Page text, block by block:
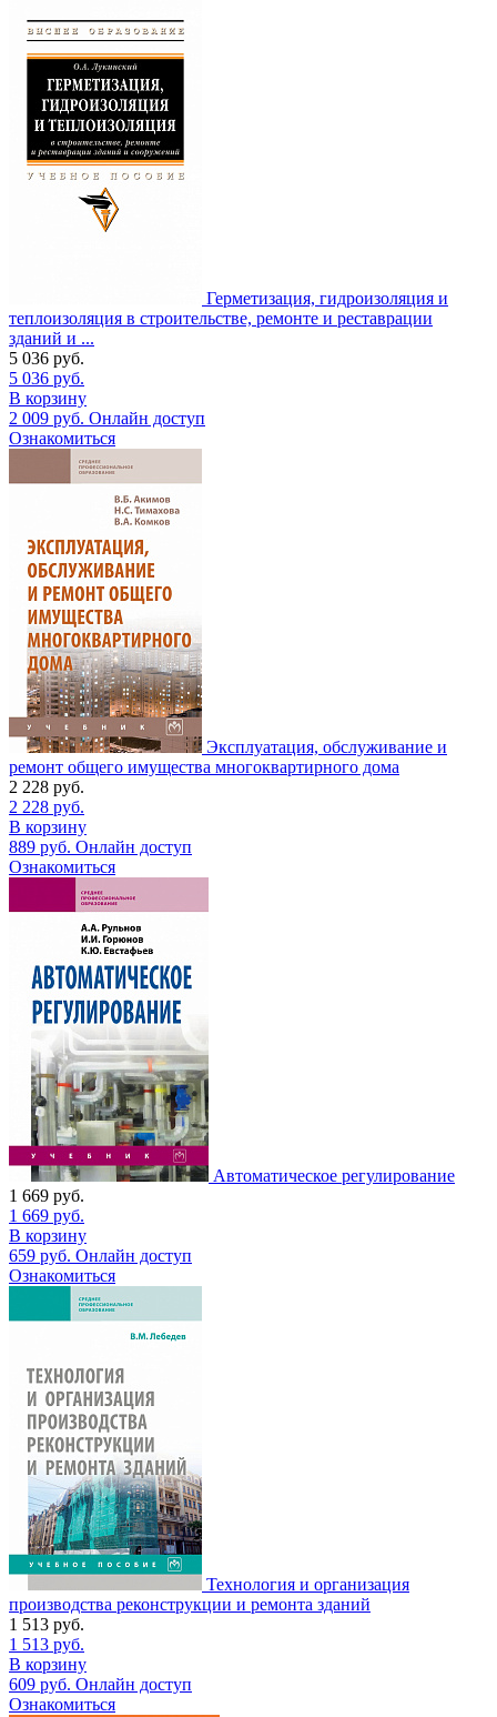
Герметизация, гидроизоляция и
теплоизоляция в строительстве, ремонте и реставрации
зданий и ...
5 036 руб.
5 036 руб.
В корзину
2 009 руб. Онлайн доступ
Ознакомиться
Эксплуатация, обслуживание и
ремонт общего имущества многоквартирного дома
2 228 руб.
2 228 руб.
В корзину
889 руб. Онлайн доступ
Ознакомиться
Автоматическое регулирование
1 669 руб.
1 669 руб.
В корзину
659 руб. Онлайн доступ
Ознакомиться
Технология и организация
производства реконструкции и ремонта зданий
1 513 руб.
1 513 руб.
В корзину
609 руб. Онлайн доступ
Ознакомиться